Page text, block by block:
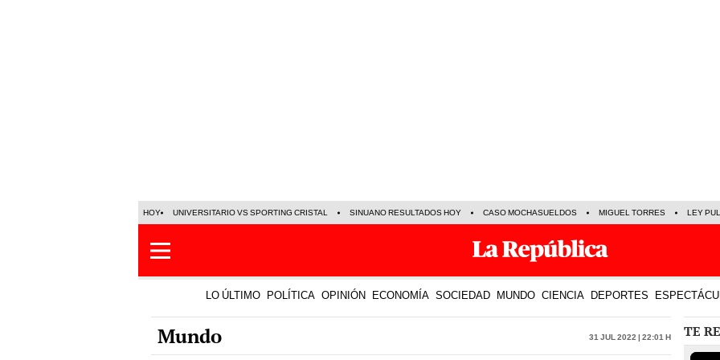
HOY UNIVERSITARIO VS SPORTING CRISTAL SINUANO RESULTADOS HOY CASO MOCHASUELDOS MIGUEL TORRES LEY
LO ÚLTIMO POLÍTICA OPINIÓN ECONOMÍA SOCIEDAD MUNDO CIENCIA DEPORTES
Mundo 31 Jul 2022 | 22:01 h TE